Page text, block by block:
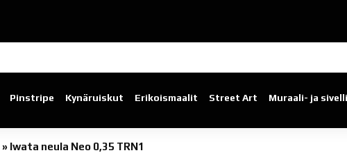
Pinstripe Kynäruiskut Erikoismaalit Street Art Muraali- ja
» Iwata neula Neo 0,35 TRN1